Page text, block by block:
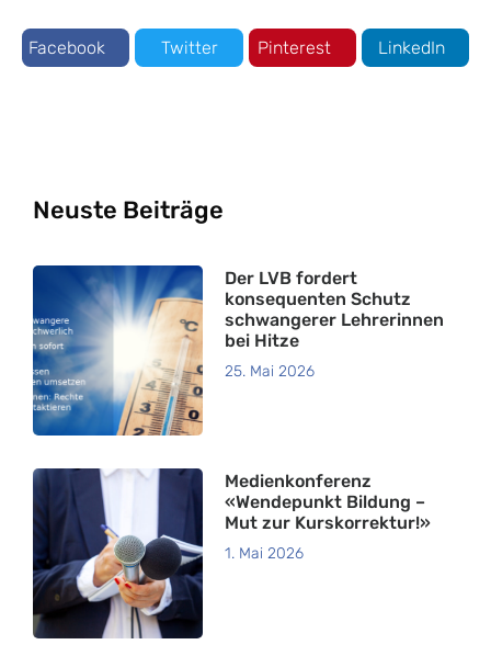
Facebook Twitter Pinterest LinkedIn
Neuste Beiträge
Der LVB fordert
konsequenten Schutz
schwangerer Lehrerinnen
bei Hitze
25. Mai 2026
Medienkonferenz
«Wendepunkt Bildung –
Mut zur Kurskorrektur!»
1. Mai 2026